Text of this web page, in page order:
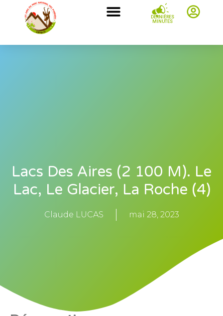
DERNIÈRES
MINUTES
Lacs Des Aires (2 100 M). Le
Lac, Le Glacier, La Roche (4)
Claude LUCAS mai 28, 2023